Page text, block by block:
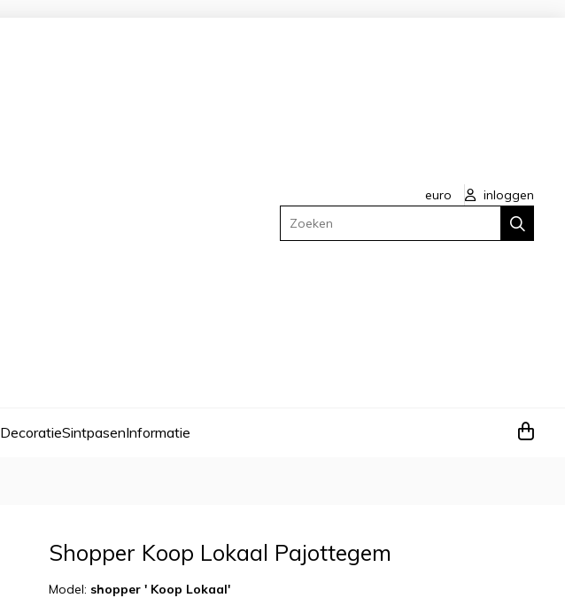
euro
inloggen
Zoeken
DecoratieSintpasenInformatie
Shopper Koop Lokaal Pajottegem
Model: shopper ' Koop Lokaal'